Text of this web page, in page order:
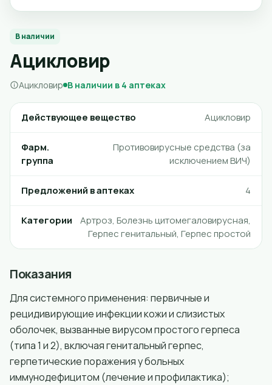
В наличии
Ацикловир
Ацикловир В наличии в 4 аптеках
Действующее вещество Ацикловир
Фарм.
группа
Противовирусные средства (за
исключением ВИЧ)
Предложений в аптеках 4
Категории
Артроз, Болезнь цитомегаловирусная,
Герпес генитальный, Герпес простой
Показания
Для системного применения: первичные и
рецидивирующие инфекции кожи и слизистых
оболочек, вызванные вирусом простого герпеса
(типа 1 и 2), включая генитальный герпес,
герпетические поражения у больных
иммунодефицитом (лечение и профилактика);